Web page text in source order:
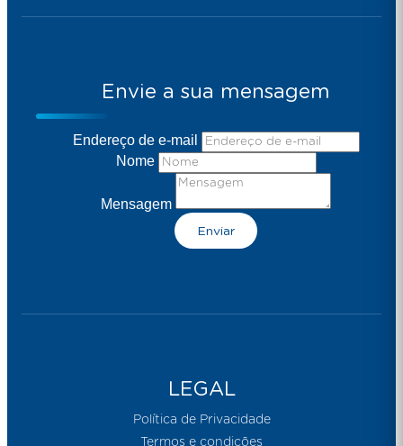
Envie a sua mensagem
Endereço de e-mail
Nome
Mensagem
Enviar
LEGAL
Política de Privacidade
Termos e condições